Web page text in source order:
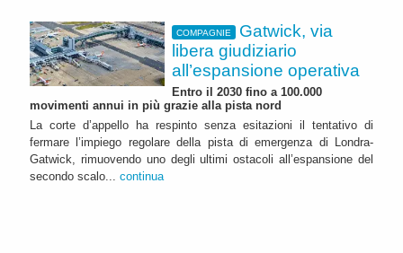
COMPAGNIE
Gatwick, via
libera giudiziario
all’espansione operativa
Entro il 2030 fino a 100.000
movimenti annui in più grazie alla pista nord
La corte d’appello ha respinto senza esitazioni il tentativo di
fermare l’impiego regolare della pista di emergenza di Londra-
Gatwick, rimuovendo uno degli ultimi ostacoli all’espansione del
secondo scalo... continua